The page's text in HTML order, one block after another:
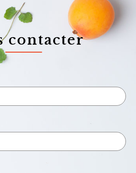
contacter